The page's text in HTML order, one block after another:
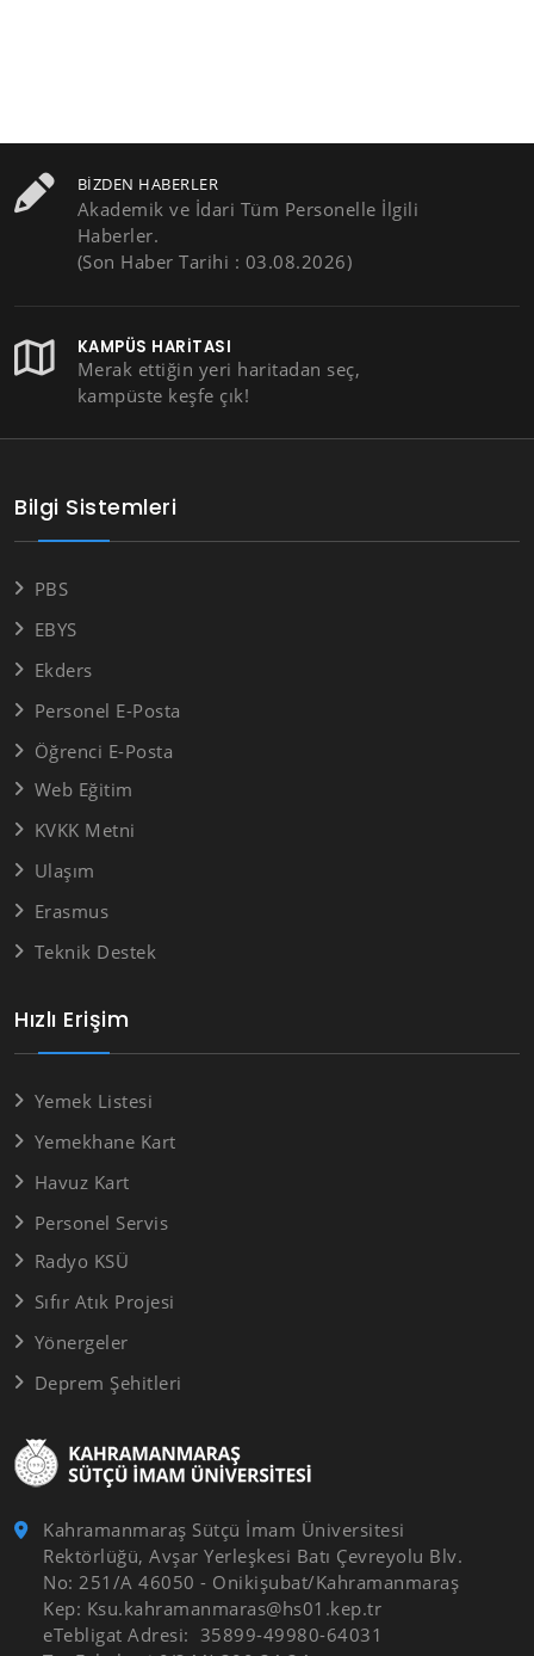
BIZDEN HABERLER
Akademik ve İdari Tüm Personelle İlgili
Haberler.
(Son Haber Tarihi : 03.08.2026)
KAMPÜS HARITASI
Merak ettiğin yeri haritadan seç,
kampüste keşfe çık!
Kahramanmaraş Sütçü İmam Üniversitesi
Rektörlüğü, Avşar Yerleşkesi Batı Çevreyolu Blv.
No: 251/A 46050 - Onikişubat/Kahramanmaraş
Kep: Ksu.kahramanmaras@hs01.kep.tr
eTebligat Adresi: 35899-49980-64031
Hızlı Erişim
Yemek Listesi
Yemekhane Kart
Havuz Kart
Personel Servis
Radyo KSÜ
Sıfır Atık Projesi
Yönergeler
Deprem Şehitleri
Bilgi Sistemleri
PBS
EBYS
Ekders
Personel E-Posta
Öğrenci E-Posta
Web Eğitim
KVKK Metni
Ulaşım
Erasmus
Teknik Destek